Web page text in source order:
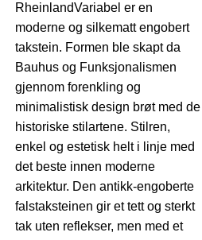
RheinlandVariabel er en
moderne og silkematt engobert
takstein. Formen ble skapt da
Bauhus og Funksjonalismen
gjennom forenkling og
minimalistisk design brøt med de
historiske stilartene. Stilren,
enkel og estetisk helt i linje med
det beste innen moderne
arkitektur. Den antikk-engoberte
falstaksteinen gir et tett og sterkt
tak uten reflekser, men med et